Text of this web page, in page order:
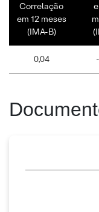
Correlação
em 12 meses
(IMA-B)
0,04